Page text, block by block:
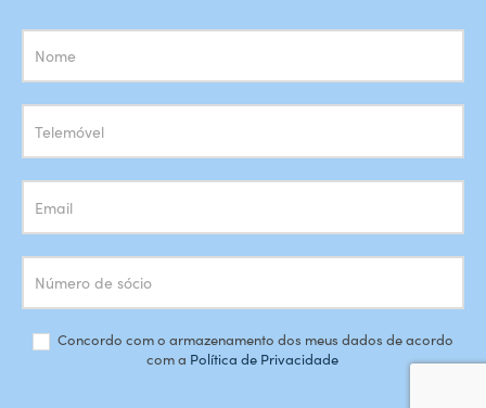
Subscrição
Newsletter
Concordo com o armazenamento dos meus dados de acordo
com a Política de Privacidade